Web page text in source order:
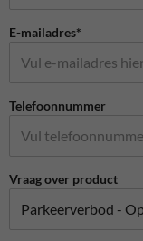
E-mailadres*
Telefoonnummer
Vraag over product